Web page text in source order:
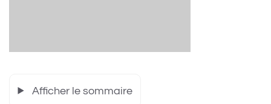
Afficher le sommaire